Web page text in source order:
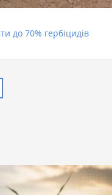
до 70% гербіцидів